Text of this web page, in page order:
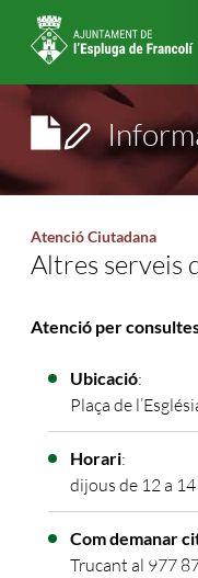
Atenció Ciutadana
Altres serveis
Atenció per
Ubicació:
Plaça de
Horari:
dijous de 12 a
Com demanar
Trucant al 977